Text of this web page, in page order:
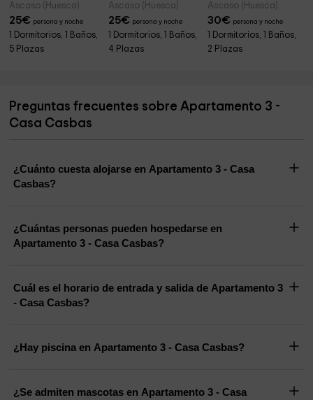
Ascaso (Huesca)
25€ persona y noche
1 Dormitorios, 1 Baños,
5 Plazas
Ascaso (Huesca)
25€ persona y noche
1 Dormitorios, 1 Baños,
4 Plazas
Ascaso (Huesca)
30€ persona y noche
1 Dormitorios, 1 Baños,
2 Plazas
Preguntas frecuentes sobre Apartamento 3 -
Casa Casbas
¿Cuánto cuesta alojarse en Apartamento 3 - Casa
Casbas?
¿Cuántas personas pueden hospedarse en
Apartamento 3 - Casa Casbas?
Cuál es el horario de entrada y salida de Apartamento 3
- Casa Casbas?
¿Hay piscina en Apartamento 3 - Casa Casbas?
¿Se admiten mascotas en Apartamento 3 - Casa